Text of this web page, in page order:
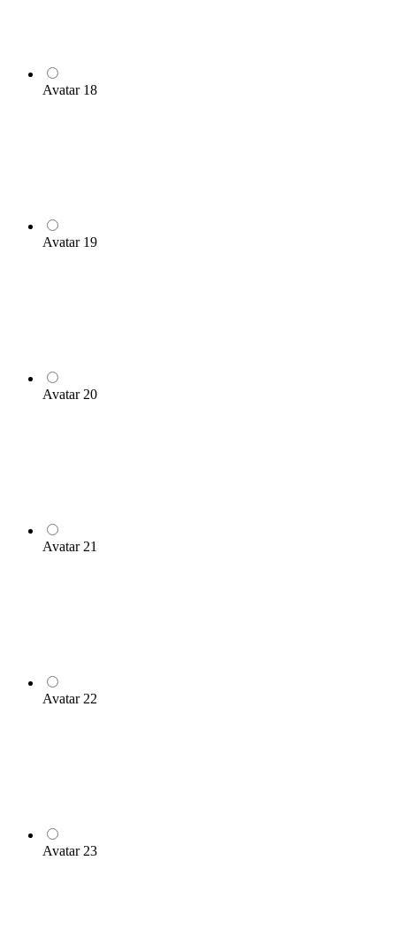
Avatar 18
Avatar 19
Avatar 20
Avatar 21
Avatar 22
Avatar 23